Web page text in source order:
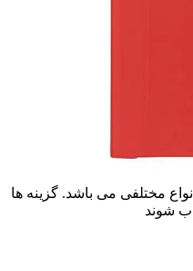
مختلفی می باشد. گزینه ها
شوند